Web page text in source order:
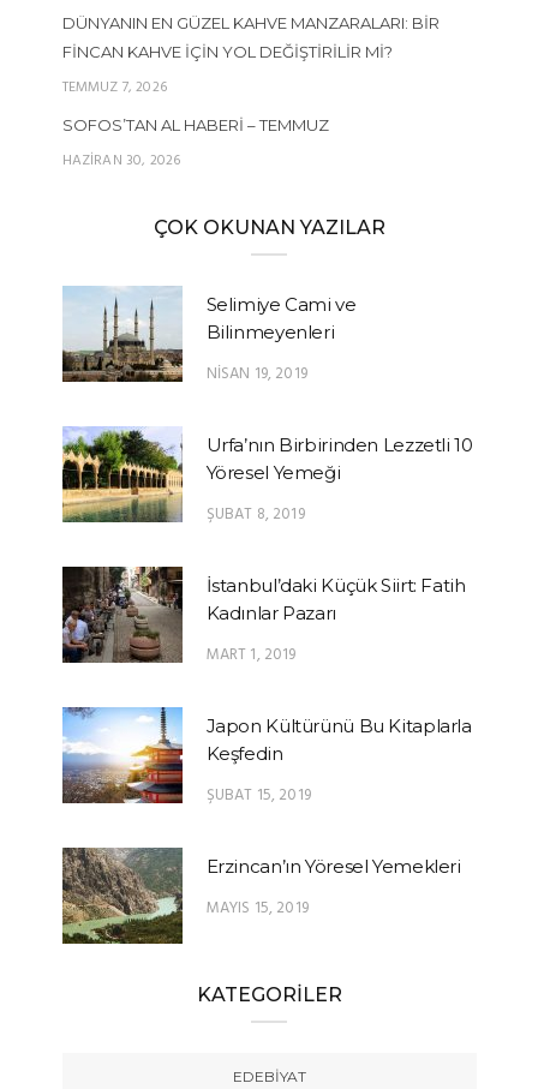
DÜNYANIN EN GÜZEL KAHVE MANZARALARI: BIR
FINCAN KAHVE İÇIN YOL DEĞIŞTIRILIR MI?
TEMMUZ 7, 2026
SOFOS’TAN AL HABERI – TEMMUZ
HAZIRAN 30, 2026
ÇOK OKUNAN YAZILAR
Selimiye Cami ve
Bilinmeyenleri
NISAN 19, 2019
Urfa’nın Birbirinden Lezzetli 10
Yöresel Yemeği
ŞUBAT 8, 2019
İstanbul’daki Küçük Siirt: Fatih
Kadınlar Pazarı
MART 1, 2019
Japon Kültürünü Bu Kitaplarla
Keşfedin
ŞUBAT 15, 2019
Erzincan’ın Yöresel Yemekleri
MAYIS 15, 2019
KATEGORİLER
EDEBIYAT